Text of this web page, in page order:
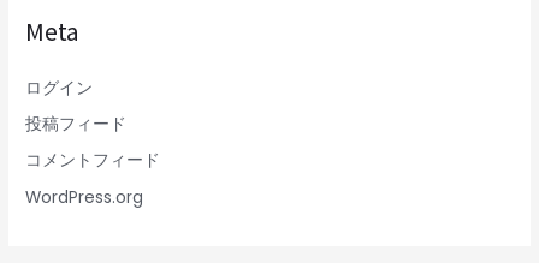
Meta
ログイン
投稿フィード
コメントフィード
WordPress.org